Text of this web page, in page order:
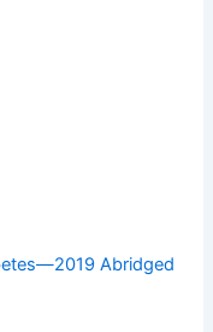
Abridged